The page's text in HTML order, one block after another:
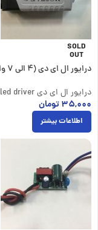
SOLD
OUT
درایور ال ای دی (4 الی 7 وات)
درایور ال ای دی led driver
۳۵,۰۰۰تومان
اطلاعات بیشتر